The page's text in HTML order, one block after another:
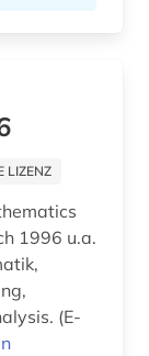
LIZENZ
1996 u.a.
(E-